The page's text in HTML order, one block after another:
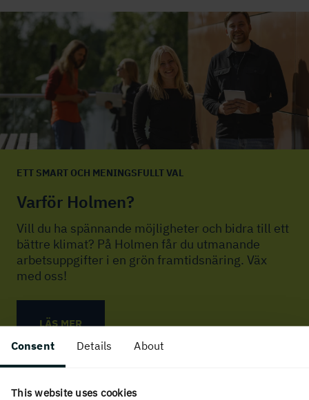
Consent Details About
This website uses cookies
ETT SMART OCH MENINGSFULLT VAL
Varför Holmen?
Vill du ha spännande möjligheter och bidra till ett
bättre klimat? På Holmen får du utmanande
arbetsuppgifter i en grön framtidsnäring. Väx
med oss!
LÄS MER